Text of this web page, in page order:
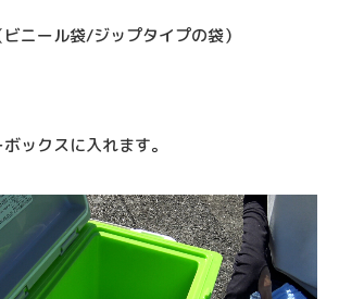
ニール袋/ジップタイプの袋）
ックスに入れます。